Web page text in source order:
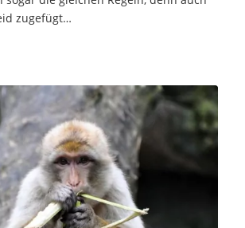
zugefügt…